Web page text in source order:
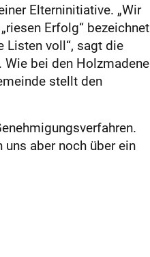
Eltern­initiative. „Wir
Erfolg“ bezeichnet
Listen voll“, sagt die
bei den
stellt den
uns aber noch über ein